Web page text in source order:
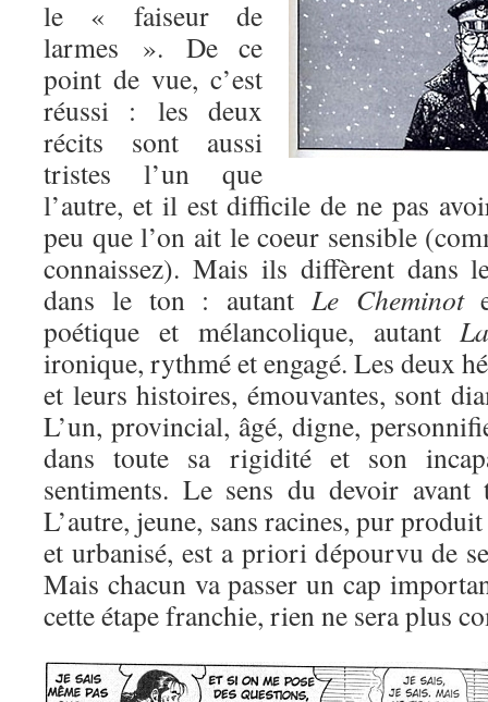
le « faiseur de
larmes ». De ce
point de vue, c’est
réussi : les deux
récits sont aussi
tristes l’un que
l’autre, et il est difficile de ne pas
peu que l’on ait le coeur sensible
connaissez). Mais ils diffèrent dans
dans le ton : autant Le Cheminot
poétique et mélancolique, autantLa
ironique, rythmé et engagé. Les deux
et leurs histoires, émouvantes, sont
L’un, provincial, âgé, digne,
dans toute sa rigidité et son
sentiments. Le sens du devoir avant
L’autre, jeune, sans racines, pur
et urbanisé, est a priori dépourvu de
Mais chacun va passer un cap
cette étape franchie, rien ne sera plus